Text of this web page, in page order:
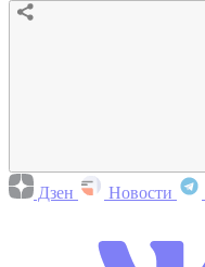
Дзен Новости